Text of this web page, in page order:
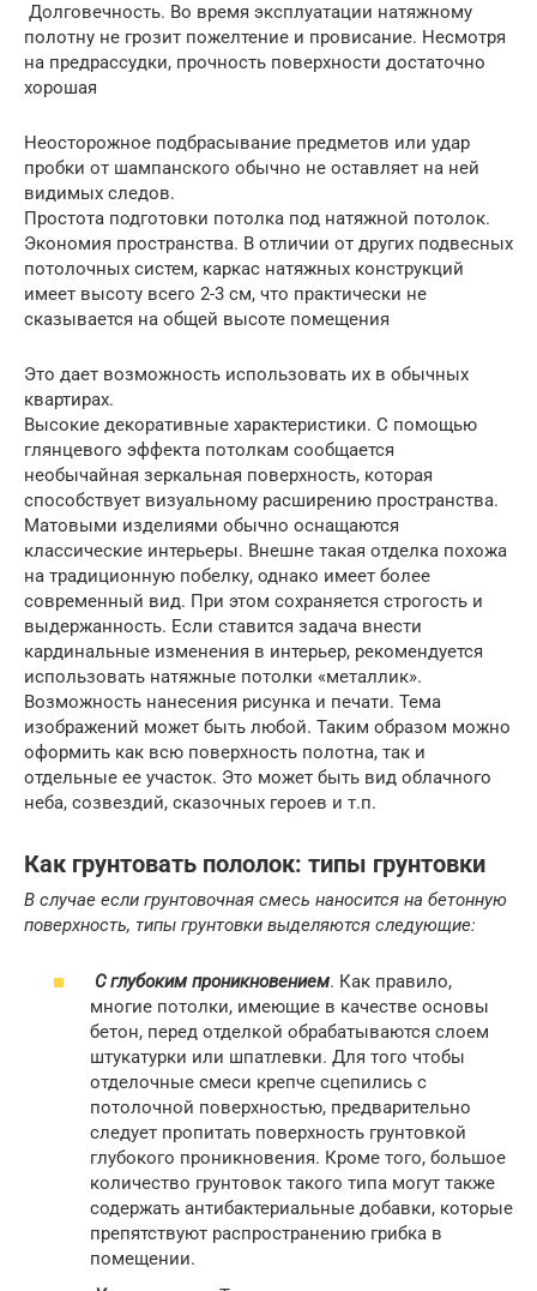
Долговечность. Во время эксплуатации натяжному
полотну не грозит пожелтение и провисание. Несмотря
на предрассудки, прочность поверхности достаточно
хорошая
Неосторожное подбрасывание предметов или удар
пробки от шампанского обычно не оставляет на ней
видимых следов.
Простота подготовки потолка под натяжной потолок.
Экономия пространства. В отличии от других подвесных
потолочных систем, каркас натяжных конструкций
имеет высоту всего 2-3 см, что практически не
сказывается на общей высоте помещения
Это дает возможность использовать их в обычных
квартирах.
Высокие декоративные характеристики. С помощью
глянцевого эффекта потолкам сообщается
необычайная зеркальная поверхность, которая
способствует визуальному расширению пространства.
Матовыми изделиями обычно оснащаются
классические интерьеры. Внешне такая отделка похожа
на традиционную побелку, однако имеет более
современный вид. При этом сохраняется строгость и
выдержанность. Если ставится задача внести
кардинальные изменения в интерьер, рекомендуется
использовать натяжные потолки «металлик».
Возможность нанесения рисунка и печати. Тема
изображений может быть любой. Таким образом можно
оформить как всю поверхность полотна, так и
отдельные ее участок. Это может быть вид облачного
неба, созвездий, сказочных героев и т.п.
Как грунтовать пололок: типы грунтовки
В случае если грунтовочная смесь наносится на бетонную
поверхность, типы грунтовки выделяются следующие:
С глубоким проникновением. Как правило,
многие потолки, имеющие в качестве основы
бетон, перед отделкой обрабатываются слоем
штукатурки или шпатлевки. Для того чтобы
отделочные смеси крепче сцепились с
потолочной поверхностью, предварительно
следует пропитать поверхность грунтовкой
глубокого проникновения. Кроме того, большое
количество грунтовок такого типа могут также
содержать антибактериальные добавки, которые
препятствуют распространению грибка в
помещении.